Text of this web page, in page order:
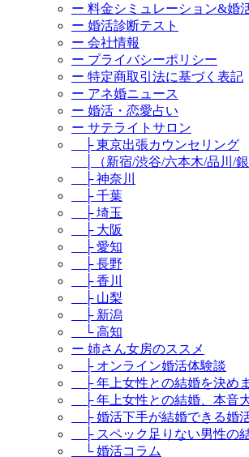
ー 料金シミュレーション&婚
ー 婚活診断テスト
ー 会社情報
ー プライバシーポリシー
ー 特定商取引法に基づく表記
ー アネ婚ニュース
ー 婚活・恋愛占い
ー サテライトサロン
├ 東京出張カウンセリング
│（新宿/渋谷/六本木/品川/銀
├ 神奈川
├ 千葉
├ 埼玉
├ 大阪
├ 愛知
├ 長野
├ 香川
├ 山梨
├ 新潟
└ 高知
ー 姉さん女房のススメ
├ オンライン婚活体験談
├ 年上女性との結婚を決め
├ 年上女性との結婚、本音
├ 婚活下手が結婚できる婚
├ スペック足りない男性の
└ 婚活コラム